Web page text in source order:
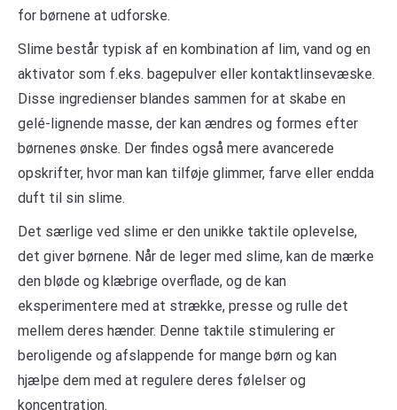
for børnene at udforske.
Slime består typisk af en kombination af lim, vand og en
aktivator som f.eks. bagepulver eller kontaktlinsevæske.
Disse ingredienser blandes sammen for at skabe en
gelé-lignende masse, der kan ændres og formes efter
børnenes ønske. Der findes også mere avancerede
opskrifter, hvor man kan tilføje glimmer, farve eller endda
duft til sin slime.
Det særlige ved slime er den unikke taktile oplevelse,
det giver børnene. Når de leger med slime, kan de mærke
den bløde og klæbrige overflade, og de kan
eksperimentere med at strække, presse og rulle det
mellem deres hænder. Denne taktile stimulering er
beroligende og afslappende for mange børn og kan
hjælpe dem med at regulere deres følelser og
koncentration.